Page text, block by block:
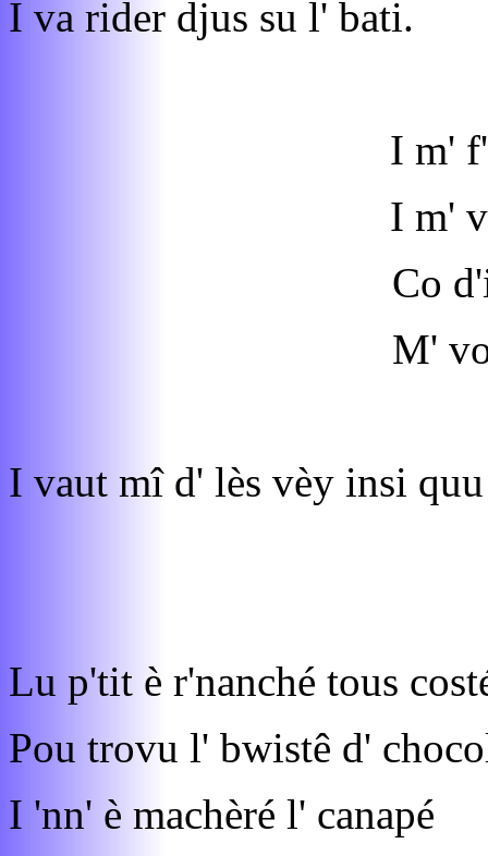
I va rider djus su l' bati.
I m'
I m'
Co
M'
I vaut mî d' lès vèy insi
Lu p'tit è r'nanché tous
Pou trovu l' bwistê d'
I 'nn' è machèré l' canapé